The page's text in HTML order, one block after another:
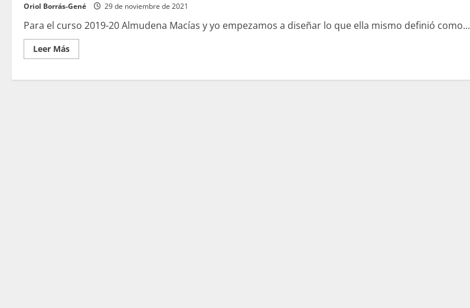
Oriol Borrás-Gené 29 de noviembre de 2021
Para el curso 2019-20 Almudena Macías y yo empezamos a diseñar lo que ella mismo definió como...
Leer MásLeer
más
Educational